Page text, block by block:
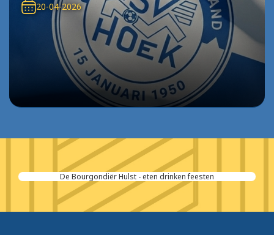
20-04-2026
De Bourgondiër Hulst - eten drinken feesten